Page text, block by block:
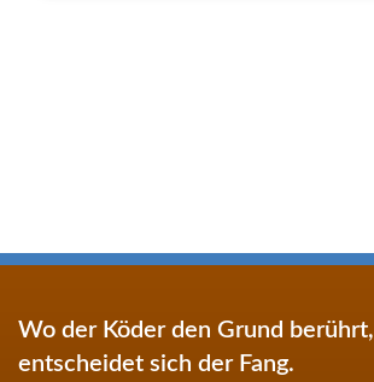
Wo der Köder den Grund berührt,
entscheidet sich der Fang.